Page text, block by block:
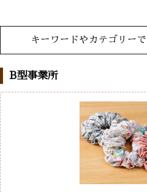
キーワードやカテゴリー
B型事業所